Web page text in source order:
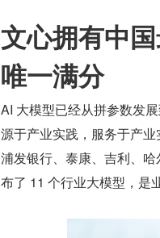
文心拥有中
唯一满分
AI 大模型已经从拼参数发
源于产业实践，服务于产业
浦发银行、泰康、吉利、
布了 11 个行业大模型，是